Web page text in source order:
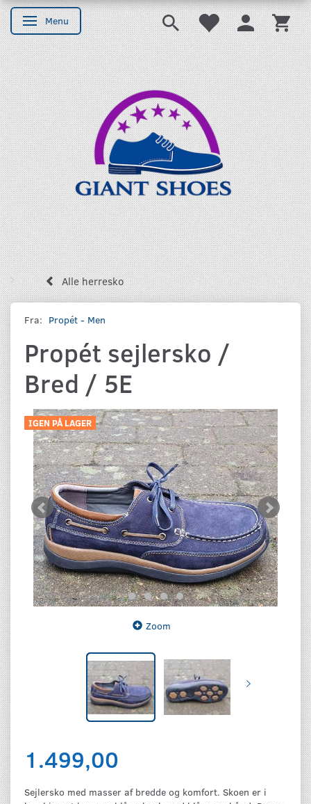
Skifte navigation
Menu
Alle herresko
Fra: Propét - Men
Propét sejlersko /
Bred / 5E
IGEN PÅ LAGER
Zoom
1.499,00
Sejlersko med masser af bredde og komfort. Skoen er i